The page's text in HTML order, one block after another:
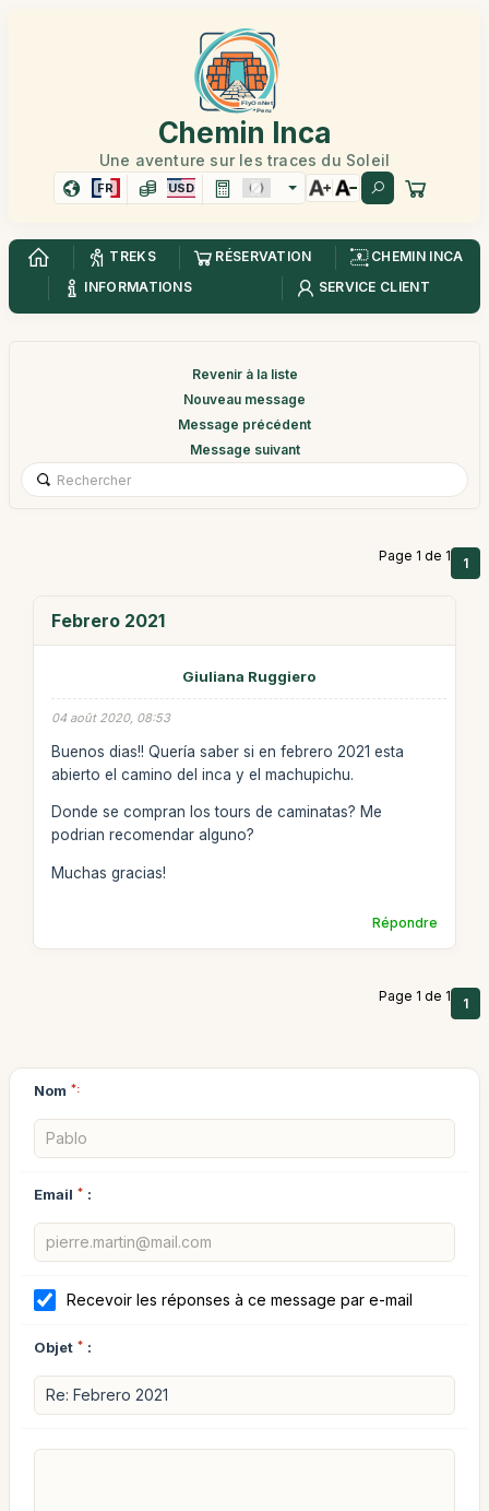
Chemin Inca
Une aventure sur les traces du Soleil
FR USD
TREKS RÉSERVATION
CHEMIN INCA
INFORMATIONS
SERVICE CLIENT
Revenir à la liste
Nouveau message
Message précédent
Message suivant
Page 1 de 1 1
Febrero 2021
Giuliana Ruggiero
04 août 2020, 08:53
Buenos dias!! Quería saber si en febrero 2021 esta
abierto el camino del inca y el machupichu.
Donde se compran los tours de caminatas? Me
podrian recomendar alguno?
Muchas gracias!
Répondre
Page 1 de 1 1
Nom *:
Email * :
Recevoir les réponses à ce message par e-mail
Objet * :